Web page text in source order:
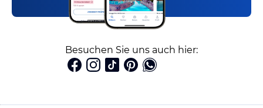
Besuchen Sie uns auch hier: